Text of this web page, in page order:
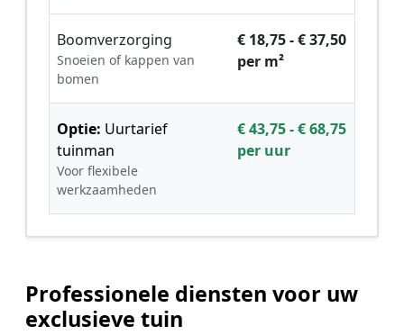
Boomverzorging
Snoeien of kappen van
bomen
€ 18,75 - € 37,50
per m²
Optie: Uurtarief
tuinman
Voor flexibele
werkzaamheden
€ 43,75 - € 68,75
per uur
Professionele diensten voor uw
exclusieve tuin